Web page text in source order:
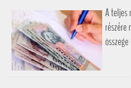
A teljes
részére